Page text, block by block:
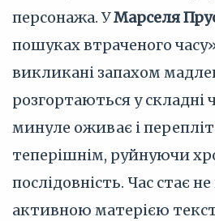
персонажа. УМарселя
пошуках втраченого
викликані запахом
розгортаються у складні
минуле оживає і
теперішнім, руйнуючи
послідовність. Час стає
активною матерією